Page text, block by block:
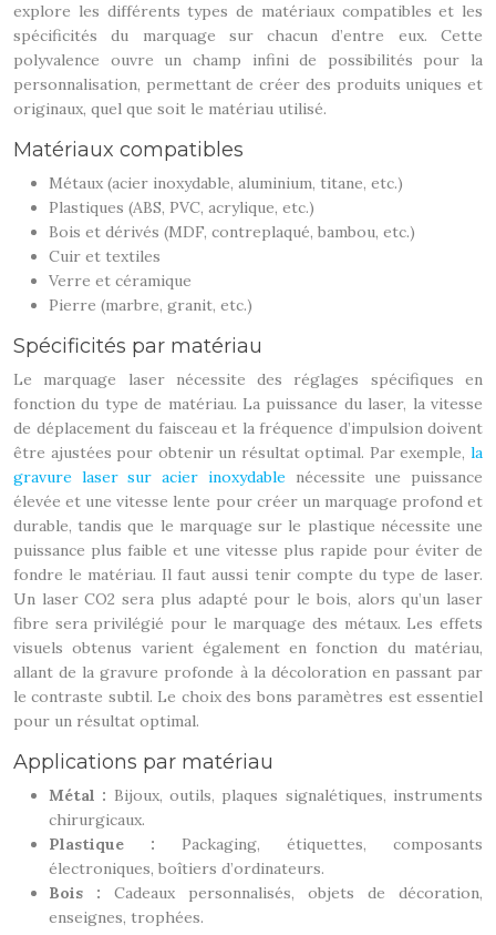
explore les différents types de matériaux compatibles et les
spécificités du marquage sur chacun d’entre eux. Cette
polyvalence ouvre un champ infini de possibilités pour la
personnalisation, permettant de créer des produits uniques et
originaux, quel que soit le matériau utilisé.
Matériaux compatibles
Métaux (acier inoxydable, aluminium, titane, etc.)
Plastiques (ABS, PVC, acrylique, etc.)
Bois et dérivés (MDF, contreplaqué, bambou, etc.)
Cuir et textiles
Verre et céramique
Pierre (marbre, granit, etc.)
Spécificités par matériau
Le marquage laser nécessite des réglages spécifiques en
fonction du type de matériau. La puissance du laser, la vitesse
de déplacement du faisceau et la fréquence d’impulsion doivent
être ajustées pour obtenir un résultat optimal. Par exemple, la
gravure laser sur acier inoxydablenécessite une puissance
élevée et une vitesse lente pour créer un marquage profond et
durable, tandis que le marquage sur le plastique nécessite une
puissance plus faible et une vitesse plus rapide pour éviter de
fondre le matériau. Il faut aussi tenir compte du type de laser.
Un laser CO2 sera plus adapté pour le bois, alors qu’un laser
fibre sera privilégié pour le marquage des métaux. Les effets
visuels obtenus varient également en fonction du matériau,
allant de la gravure profonde à la décoloration en passant par
le contraste subtil. Le choix des bons paramètres est essentiel
pour un résultat optimal.
Applications par matériau
Métal : Bijoux, outils, plaques signalétiques, instruments
chirurgicaux.
Plastique : Packaging, étiquettes, composants
électroniques, boîtiers d’ordinateurs.
Bois : Cadeaux personnalisés, objets de décoration,
enseignes, trophées.